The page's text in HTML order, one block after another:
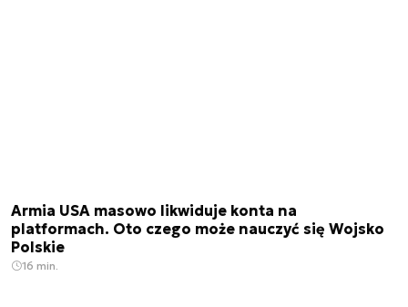
Armia USA masowo likwiduje konta na
platformach. Oto czego może nauczyć się Wojsko
Polskie
16 min.